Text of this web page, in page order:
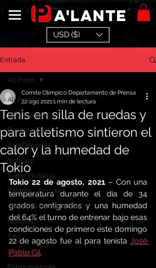
a'lante
USD ($)
Entrada
All Posts
Tips Palante
PaLante Tour
ParaDeportes
Noticias
Super Historias
Palante Lifestyle
Aliados & Patrocinadores
Noticias
Tips
Lifestyle
All Posts
Tenis en silla de ruedas y
para atletismo sintieron el
calor y la humedad de
Tokio
Comite Olimpico Departamento de Prensa
22 ago 20211 min de lectura
Tokio 22 de agosto, 2021 – Con una
temperatura durante el día de 34
grados centígrados y una humedad
del 64% el turno de entrenar bajo esas
condiciones de primero este domingo
22 de agosto fue al para tenista José
Pablo Gil.